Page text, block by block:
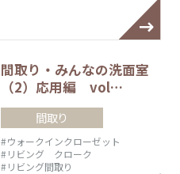
間取り・みんなの洗面室
（2）応用編 vol…
間取り
#ウォークインクローゼット
#リビング クローク
#リビング間取り